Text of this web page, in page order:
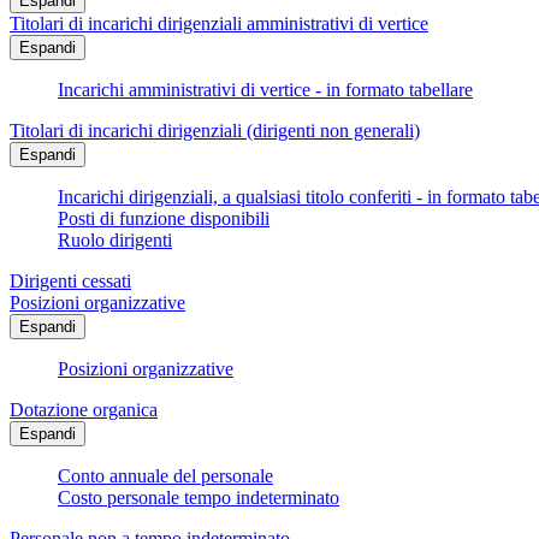
Titolari di incarichi dirigenziali amministrativi di vertice
Espandi
Incarichi amministrativi di vertice - in formato tabellare
Titolari di incarichi dirigenziali (dirigenti non generali)
Espandi
Incarichi dirigenziali, a qualsiasi titolo conferiti - in formato
Posti di funzione disponibili
Ruolo dirigenti
Dirigenti cessati
Posizioni organizzative
Espandi
Posizioni organizzative
Dotazione organica
Espandi
Conto annuale del personale
Costo personale tempo indeterminato